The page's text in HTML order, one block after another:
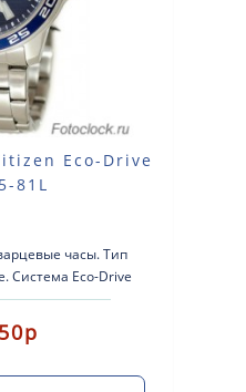
Eco-Drive
81L
часы. Тип
Система Eco-Drive
световой энергии..